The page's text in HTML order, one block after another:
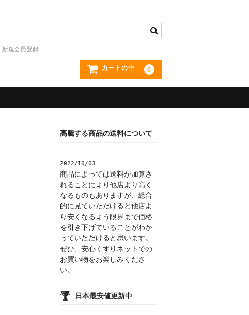
新規会員登録
カートの中 0
高騰する商品の送料について
2022/10/03
商品によっては送料が加算さ
れることにより他店より高く
なるものもありますが、総合
的に見ていただけると他店よ
り安くなるよう限界まで価格
を引き下げていることがわか
っていただけると思います。
ぜひ、安心くすりネットでの
お買い物をお楽しみくださ
い。
日本最安値更新中